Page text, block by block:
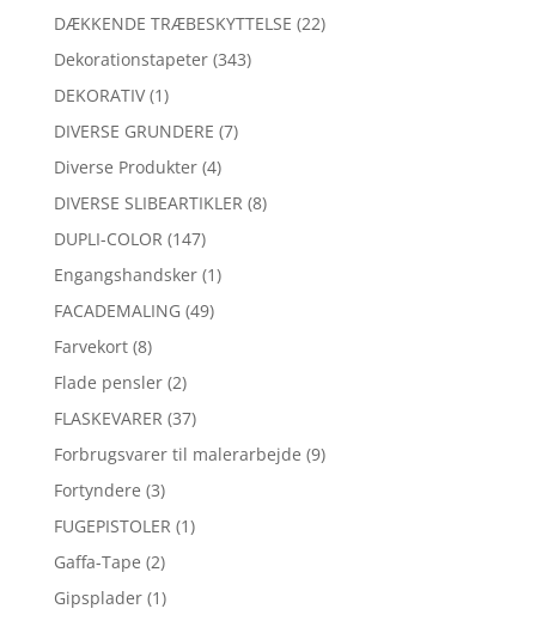
DÆKKENDE TRÆBESKYTTELSE (22)
Dekorationstapeter (343)
DEKORATIV (1)
DIVERSE GRUNDERE (7)
Diverse Produkter (4)
DIVERSE SLIBEARTIKLER (8)
DUPLI-COLOR (147)
Engangshandsker (1)
FACADEMALING (49)
Farvekort (8)
Flade pensler (2)
FLASKEVARER (37)
Forbrugsvarer til malerarbejde (9)
Fortyndere (3)
FUGEPISTOLER (1)
Gaffa-Tape (2)
Gipsplader (1)